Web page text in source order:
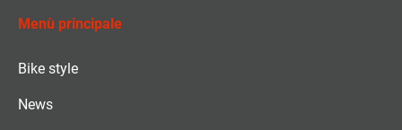
Menù principale
Bike style
News